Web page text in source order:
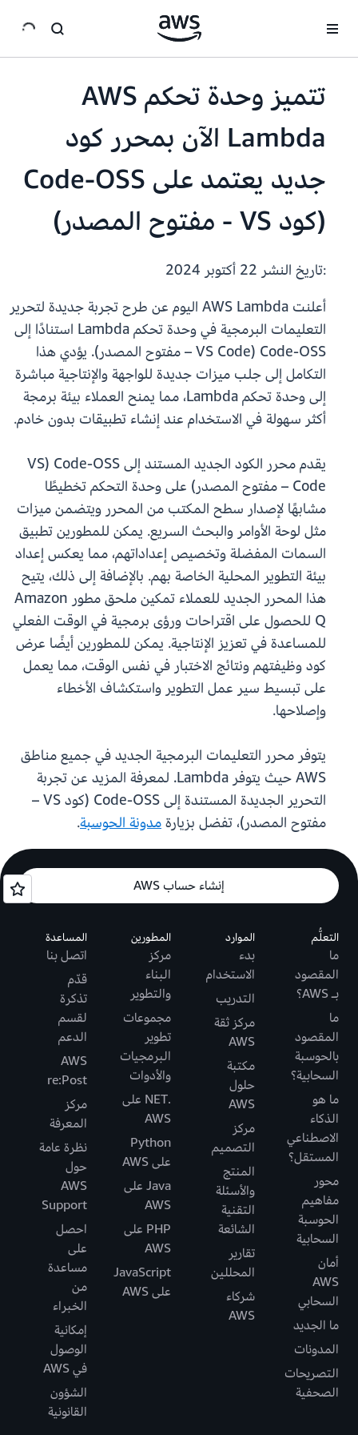
تتميز وحدة تحكم AWS
Lambda الآن بمحرر كود
جديد يعتمد على Code-OSS
(كود VS - مفتوح المصدر)
:تاريخ النشر
أعلنت AWS Lambda اليوم عن طرح تجربة جديدة لتحرير
التعليمات البرمجية في وحدة تحكم Lambda استنادًا إلى
Code-OSS (VS Code – مفتوح المصدر). يؤدي هذا
التكامل إلى جلب ميزات جديدة للواجهة والإنتاجية مباشرة
إلى وحدة تحكم Lambda، مما يمنح العملاء بيئة برمجة
أكثر سهولة في الاستخدام عند إنشاء تطبيقات بدون خادم.
يقدم محرر الكود الجديد المستند إلى Code-OSS (VS
Code – مفتوح المصدر) على وحدة التحكم تخطيطًا
مشابهًا لإصدار سطح المكتب من المحرر ويتضمن ميزات
مثل لوحة الأوامر والبحث السريع. يمكن للمطورين تطبيق
السمات المفضلة وتخصيص إعداداتهم، مما يعكس إعداد
بيئة التطوير المحلية الخاصة بهم. بالإضافة إلى ذلك، يتيح
هذا المحرر الجديد للعملاء تمكين ملحق مطور Amazon
Q للحصول على اقتراحات ورؤى برمجية في الوقت الفعلي
للمساعدة في تعزيز الإنتاجية. يمكن للمطورين أيضًا عرض
كود وظيفتهم ونتائج الاختبار في نفس الوقت، مما يعمل
على تبسيط سير عمل التطوير واستكشاف الأخطاء
وإصلاحها.
يتوفر محرر التعليمات البرمجية الجديد في جميع مناطق
AWS حيث يتوفر Lambda. لمعرفة المزيد عن تجربة
التحرير الجديدة المستندة إلى Code-OSS (كود VS –
مفتوح المصدر)، تفضل بزيارةمدونة الحوسبة.
إنشاء حساب AWS
التعلُّم
ما
المقصود
بـ AWS؟
ما
المقصود
بالحوسبة
السحابية؟
ما هو
الذكاء
الاصطناعي
المستقل؟
محور
مفاهيم
الحوسبة
السحابية
أمان
AWS
السحابي
ما الجديد
المدونات
التصريحات
الصحفية
الموارد
بدء
الاستخدام
التدريب
مركز ثقة
AWS
مكتبة
حلول
AWS
مركز
التصميم
المنتج
والأسئلة
التقنية
الشائعة
تقارير
المحللين
شركاء
AWS
المطورين
مركز
البناء
والتطوير
مجموعات
تطوير
البرمجيات
والأدوات
.NET على
AWS
Python
على AWS
Java على
AWS
PHP على
AWS
JavaScript
على AWS
المساعدة
اتصل بنا
قدّم
تذكرة
لقسم
الدعم
AWS
re:Post
مركز
المعرفة
نظرة عامة
حول
AWS
Support
احصل
على
مساعدة
من
الخبراء
إمكانية
الوصول
في AWS
الشؤون
القانونية